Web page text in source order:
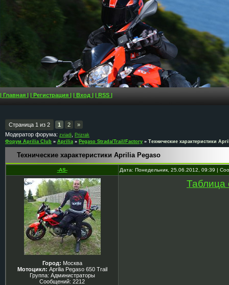
| Главная | | Регистрация | | Вход | | RSS |
Страница 1 из 2 1 2
»
Модератор форума: zviadi
Prizrak
Форум Aprilia Club » Aprilia » Pegaso Strada/Trail/Factory » Технические характеристики
Технические характеристики Aprilia Pegaso
-AS- Дата: Понедельник, 25.06.2012, 09:39 |
Город: Москва
Мотоцикл: Aprilia Pegaso 650 Trail
Группа: Администраторы
Сообщений: 2212
Таблица